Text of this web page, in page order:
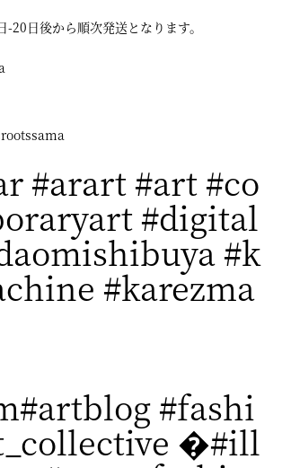
20日後‬から順次発送となります。
#arart #art #co
#digital
#k
#karezma
#fashi
�#ill